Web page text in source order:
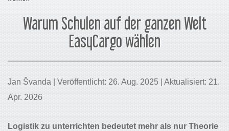
Warum Schulen auf der ganzen Welt
EasyCargo wählen
Jan Švanda | Veröffentlicht: 26. Aug. 2025 | Aktualisiert: 21.
Apr. 2026
Logistik zu unterrichten bedeutet mehr als nur Theorie